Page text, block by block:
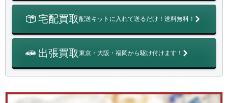
宅配買取配送キットに入れて送るだけ！送料無料！
出張買取東京・大阪・福岡から駆け付けます！